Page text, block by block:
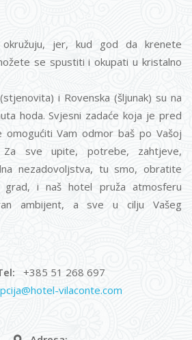
okružuju, jer, kud god da krenete
se spustiti i okupati u kristalno
i Rovenska (šljunak) su na
hoda. Svjesni zadaće koja je pred
Vam odmor baš po Vašoj
sve upite, potrebe, zahtjeve,
nezadovoljstva, tu smo, obratite
i naš hotel pruža atmosferu
ambijent, a sve u cilju Vašeg
+385 51 268 697
vilaconte.com